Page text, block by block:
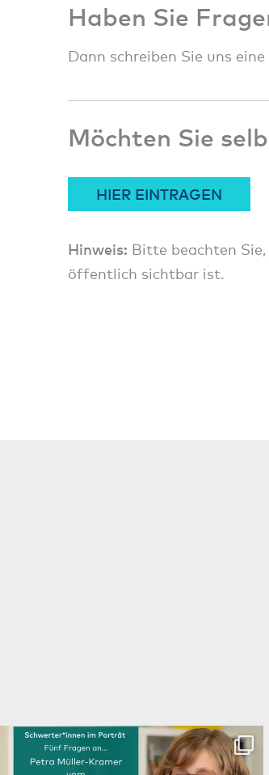
Haben Sie
Dann schreiben Sie uns
Möchten Sie
HIER EINTRAGEN
Hinweis: Bitte beachten
öffentlich sichtbar ist.